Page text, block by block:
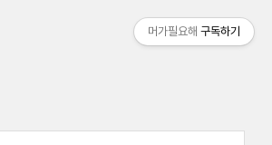
머가필요해 구독하기